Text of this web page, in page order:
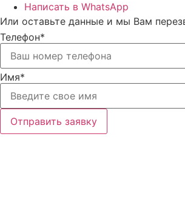
Написать в WhatsApp
Или оставьте данные и мы Вам
Телефон*
Имя*
Отправить заявку